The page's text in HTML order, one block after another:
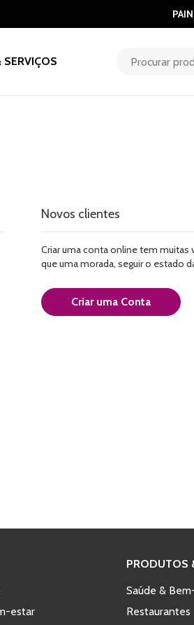
Novos clientes
Criar uma conta online tem muitas
que uma morada, seguir o estado
Criar uma Conta
estar
PRODUTOS
Saúde &
Restaurantes